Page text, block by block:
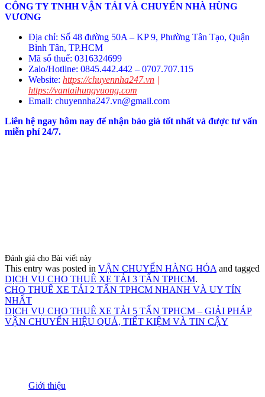
CÔNG TY TNHH VẬN TẢI VÀ CHUYỂN NHÀ HÙNG
VƯƠNG
Địa chỉ: Số 48 đường 50A – KP 9, Phường Tân Tạo, Quận
Bình Tân, TP.HCM
Mã số thuế: 0316324699
Zalo/Hotline: 0845.442.442 – 0707.707.115
Website: https://chuyennha247.vn |
https://vantaihungvuong.com
Email: chuyennha247.vn@gmail.com
Liên hệ ngay hôm nay để nhận báo giá tốt nhất và được tư vấn
miễn phí 24/7.
Đánh giá cho Bài viết này
This entry was posted in VẬN CHUYỂN HÀNG HÓA and tagged
DỊCH VỤ CHO THUÊ XE TẢI 3 TẤN TPHCM.
CHO THUÊ XE TẢI 2 TẤN TPHCM NHANH VÀ UY TÍN
NHẤT
DỊCH VỤ CHO THUÊ XE TẢI 5 TẤN TPHCM – GIẢI PHÁP
VẬN CHUYỂN HIỆU QUẢ, TIẾT KIỆM VÀ TIN CẬY
Giới thiệu